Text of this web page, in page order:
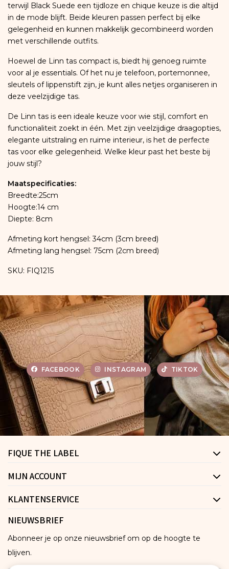
terwijl Black Suede een tijdloze en chique keuze is die altijd
in de mode blijft. Beide kleuren passen perfect bij elke
gelegenheid en kunnen makkelijk gecombineerd worden
met verschillende outfits.
Hoewel de Linn tas compact is, biedt hij genoeg ruimte
voor al je essentials. Of het nu je telefoon, portemonnee,
sleutels of lippenstift zijn, je kunt alles netjes organiseren in
deze veelzijdige tas.
De Linn tas is een ideale keuze voor wie stijl, comfort en
functionaliteit zoekt in één. Met zijn veelzijdige draagopties,
elegante uitstraling en ruime interieur, is het de perfecte
tas voor elke gelegenheid. Welke kleur past het beste bij
jouw stijl?
Maatspecificaties:
Breedte:25cm
Hoogte:14 cm
Diepte: 8cm
Afmeting kort hengsel: 34cm (3cm breed)
Afmeting lang hengsel: 75cm (2cm breed)
SKU: FIQ1215
FACEBOOK INSTAGRAM TIKTOK
FIQUE THE LABEL
MIJN ACCOUNT
KLANTENSERVICE
NIEUWSBRIEF
Abonneer je op onze nieuwsbrief om op de hoogte te
blijven.